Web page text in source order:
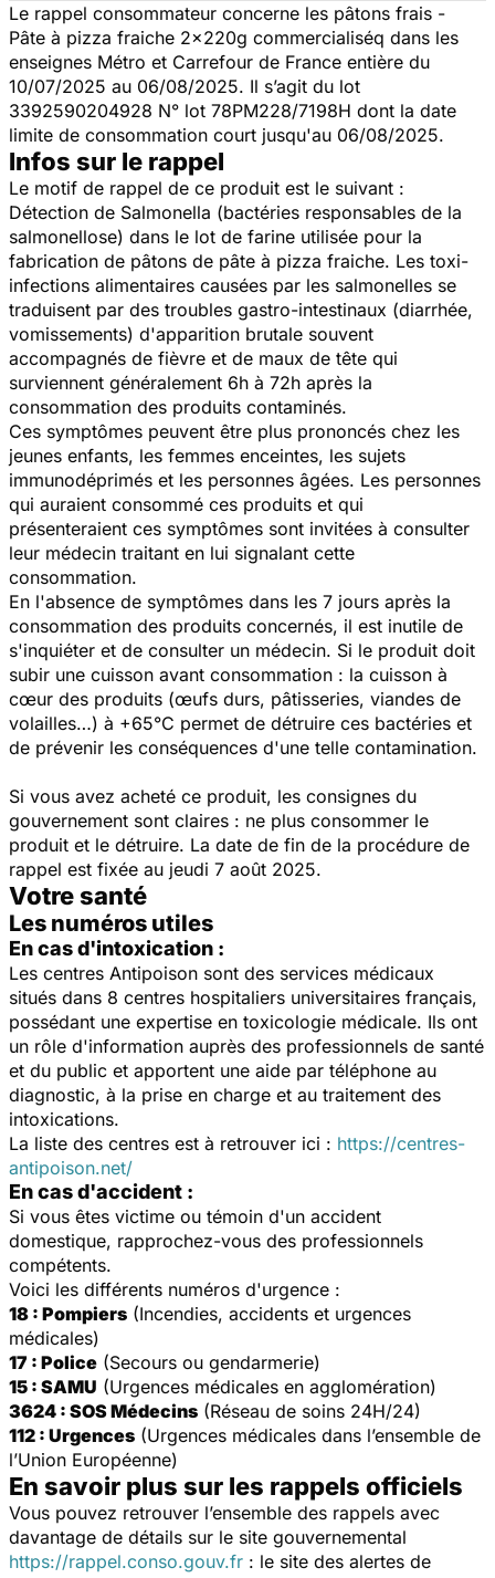
Le rappel consommateur concerne les pâtons frais -
Pâte à pizza fraiche 2x220g commercialiséq dans les
enseignes Métro et Carrefour de France entière du
10/07/2025 au 06/08/2025. Il s’agit du lot
3392590204928 N° lot 78PM228/7198H dont la date
limite de consommation court jusqu'au 06/08/2025.
Infos sur le rappel
Le motif de rappel de ce produit est le suivant :
Détection de Salmonella (bactéries responsables de la
salmonellose) dans le lot de farine utilisée pour la
fabrication de pâtons de pâte à pizza fraiche. Les toxi-
infections alimentaires causées par les salmonelles se
traduisent par des troubles gastro-intestinaux (diarrhée,
vomissements) d'apparition brutale souvent
accompagnés de fièvre et de maux de tête qui
surviennent généralement 6h à 72h après la
consommation des produits contaminés.
Ces symptômes peuvent être plus prononcés chez les
jeunes enfants, les femmes enceintes, les sujets
immunodéprimés et les personnes âgées. Les personnes
qui auraient consommé ces produits et qui
présenteraient ces symptômes sont invitées à consulter
leur médecin traitant en lui signalant cette
consommation.
En l'absence de symptômes dans les 7 jours après la
consommation des produits concernés, il est inutile de
s'inquiéter et de consulter un médecin. Si le produit doit
subir une cuisson avant consommation : la cuisson à
cœur des produits (œufs durs, pâtisseries, viandes de
volailles…) à +65°C permet de détruire ces bactéries et
de prévenir les conséquences d'une telle contamination.
Si vous avez acheté ce produit, les consignes du
gouvernement sont claires : ne plus consommer le
produit et le détruire. La date de fin de la procédure de
rappel est fixée au jeudi 7 août 2025.
Votre santé
Les numéros utiles
En cas d'intoxication :
Les centres Antipoison sont des services médicaux
situés dans 8 centres hospitaliers universitaires français,
possédant une expertise en toxicologie médicale. Ils ont
un rôle d'information auprès des professionnels de santé
et du public et apportent une aide par téléphone au
diagnostic, à la prise en charge et au traitement des
intoxications.
La liste des centres est à retrouver ici : https://centres-
antipoison.net/
En cas d'accident :
Si vous êtes victime ou témoin d'un accident
domestique, rapprochez-vous des professionnels
compétents.
Voici les différents numéros d'urgence :
18 : Pompiers (Incendies, accidents et urgences
médicales)
17 : Police (Secours ou gendarmerie)
15 : SAMU (Urgences médicales en agglomération)
3624 : SOS Médecins (Réseau de soins 24H/24)
112 : Urgences (Urgences médicales dans l’ensemble de
l’Union Européenne)
En savoir plus sur les rappels officiels
Vous pouvez retrouver l’ensemble des rappels avec
davantage de détails sur le site gouvernemental
https://rappel.conso.gouv.fr : le site des alertes de